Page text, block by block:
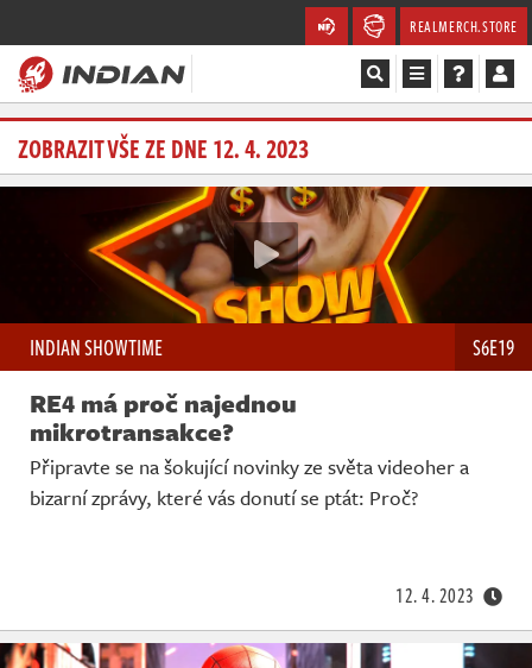
REALMERCH.STORE
Magazín
Databáze
Komunita
Redakce
ZOBRAZIT VŠE ZE DNE 12. 4. 2023
INDIAN SHOWTIME S6E19
RE4 má proč najednou
mikrotransakce?
Připravte se na šokující novinky ze světa videoher a
bizarní zprávy, které vás donutí se ptát: Proč?
12. 4. 2023